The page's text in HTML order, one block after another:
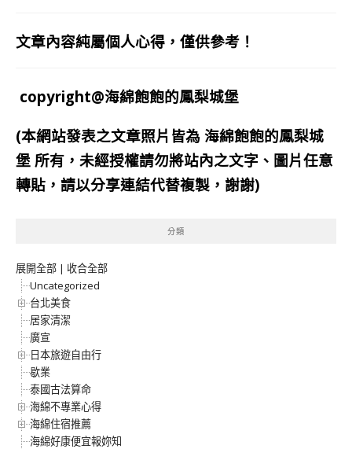
文章內容純屬個人心得，僅供參考！
copyright@海綿飽飽的鳳梨城堡
(本網站發表之文章照片皆為 海綿飽飽的鳳梨城
堡 所有，未經授權請勿將站內之文字、圖片任意
轉貼，請以分享連結代替複製，謝謝)
分類
展開全部 | 收合全部
Uncategorized
台北美食
居家清潔
廣宣
日本旅遊自由行
歇業
泰國古法算命
海綿不專業心得
海綿住宿推薦
海綿好康便宜報妳知